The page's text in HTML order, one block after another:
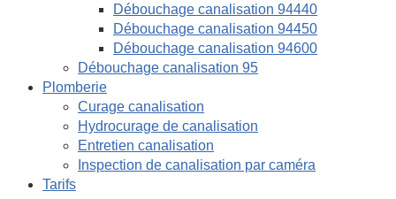
Débouchage canalisation 94440
Débouchage canalisation 94450
Débouchage canalisation 94600
Débouchage canalisation 95
Plomberie
Curage canalisation
Hydrocurage de canalisation
Entretien canalisation
Inspection de canalisation par caméra
Tarifs